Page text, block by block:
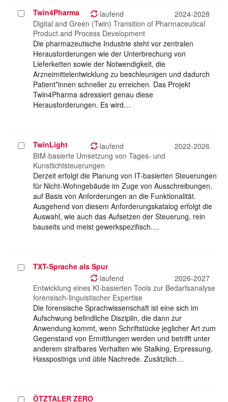
Projekt
auswählen
Twin4Pharma laufend
2024-2028
Digital and Green (Twin) Transition of Pharmaceutical
Product and Process Development
Die pharmazeutische Industrie steht vor zentralen
Herausforderungen wie der Unterbrechung von
Lieferketten sowie der Notwendigkeit, die
Arzneimittelentwicklung zu beschleunigen und dadurch
Patient*innen schneller zu erreichen. Das Projekt
Twin4Pharma adressiert genau diese
Herausforderungen. Es wird…
Projekt
auswählen
TwinLight laufend
2022-2026
BIM-basierte Umsetzung von Tages- und
Kunstlichtsteuerungen
Derzeit erfolgt die Planung von IT-basierten Steuerungen
für Nicht-Wohngebäude im Zuge von Ausschreibungen,
auf Basis von Anforderungen an die Funktionalität.
Ausgehend von diesem Anforderungskatalog erfolgt die
Auswahl, wie auch das Aufsetzen der Steuerung, rein
bauseits und meist gewerkspezifisch.…
ProjektTXT-Sprache als Spur
laufend
2026-2027
Entwicklung eines KI-basierten Tools zur Bedarfsanalyse
forensisch-linguistischer Expertise
Die forensische Sprachwissenschaft ist eine sich im
Aufschwung befindliche Disziplin, die dann zur
Anwendung kommt, wenn Schriftstücke jeglicher Art zum
Gegenstand von Ermittlungen werden und betrifft unter
anderem strafbares Verhalten wie Stalking, Erpressung,
Hasspostings und üble Nachrede. Zusätzlich…
ProjektÖTZTALER ZERO